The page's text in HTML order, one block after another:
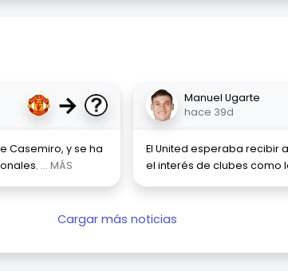
→
Casemiro, y se ha
... MÁS
Manuel Ugarte
hace 39d
El United esperaba recibir
el interés de clubes como
Cargar más noticias